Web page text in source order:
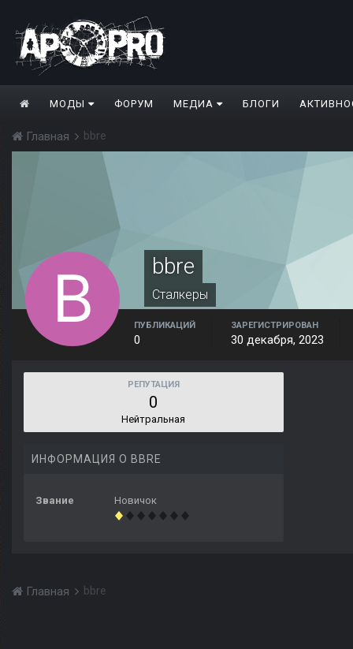
МОДЫ ФОРУМ МЕДИА БЛОГИ
Главная bbre
bbre
Сталкеры
ПУБЛИКАЦИЙ
0
ЗАРЕГИСТРИРОВАН
30 декабря, 2023
РЕПУТАЦИЯ
0
Нейтральная
ИНФОРМАЦИЯ О BBRE
Звание Новичок
Главная bbre